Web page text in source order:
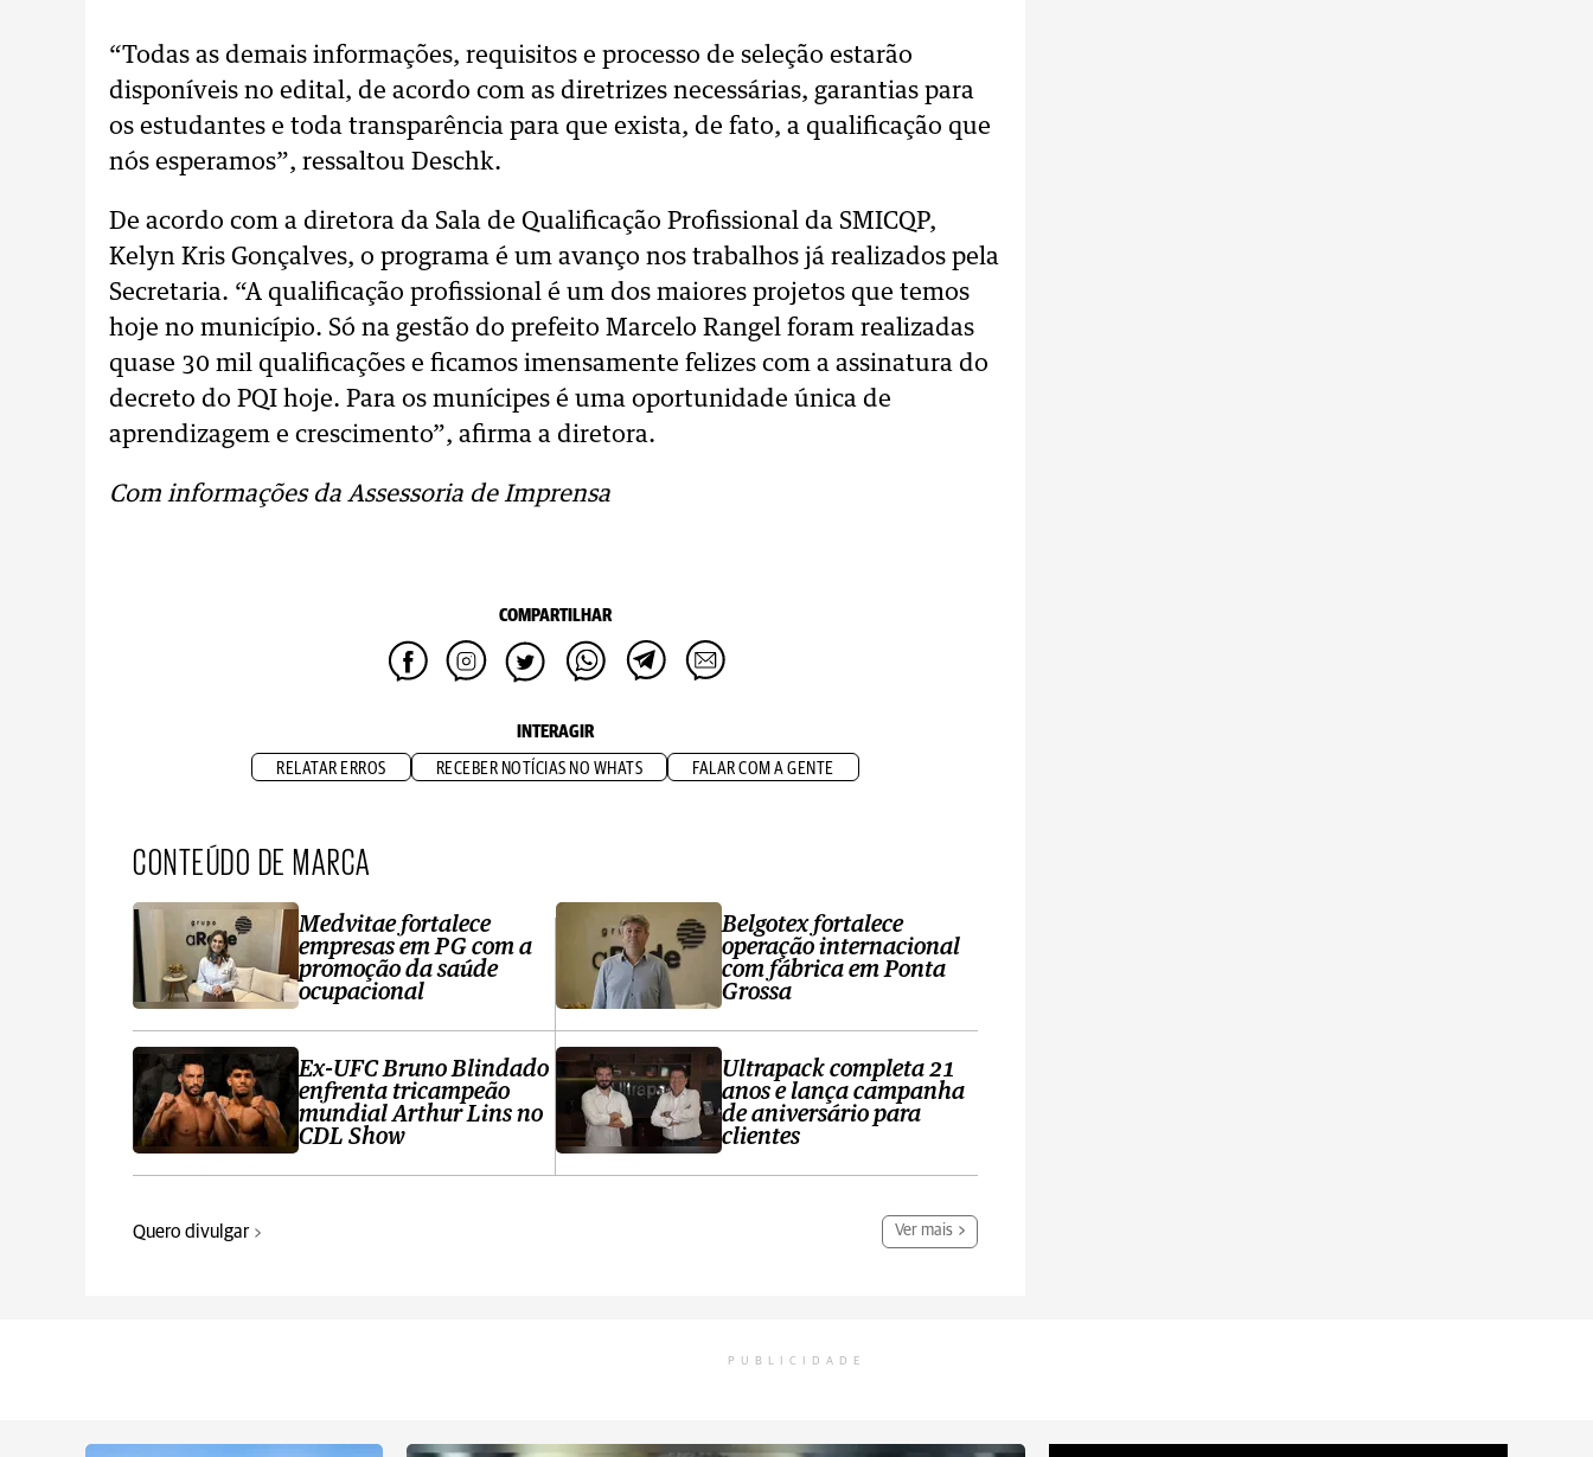
“Todas as demais informações, requisitos e processo de seleção estarão
disponíveis no edital, de acordo com as diretrizes necessárias, garantias para
os estudantes e toda transparência para que exista, de fato, a qualificação que
nós esperamos”, ressaltou Deschk.
De acordo com a diretora da Sala de Qualificação Profissional da SMICQP,
Kelyn Kris Gonçalves, o programa é um avanço nos trabalhos já realizados pela
Secretaria. “A qualificação profissional é um dos maiores projetos que temos
hoje no município. Só na gestão do prefeito Marcelo Rangel foram realizadas
quase 30 mil qualificações e ficamos imensamente felizes com a assinatura do
decreto do PQI hoje. Para os munícipes é uma oportunidade única de
aprendizagem e crescimento”, afirma a diretora.
Com informações da Assessoria de Imprensa
COMPARTILHAR
INTERAGIR
RELATAR ERROS RECEBER NOTÍCIAS NO WHATS FALAR COM A GENTE
CONTEÚDO DE MARCA
Medvitae fortalece
empresas em PG com a
promoção da saúde
ocupacional
Ex-UFC Bruno Blindado
enfrenta tricampeão
mundial Arthur Lins no
CDL Show
Belgotex fortalece
operação internacional
com fábrica em Ponta
Grossa
Ultrapack completa 21
anos e lança campanha
de aniversário para
clientes
Quero divulgar Ver mais
PUBLICIDADE